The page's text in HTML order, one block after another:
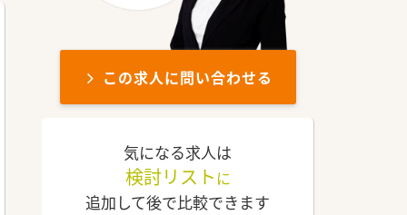
この求人に問い合わせる
気になる求人は
検討リスト に
追加して後で比較できます